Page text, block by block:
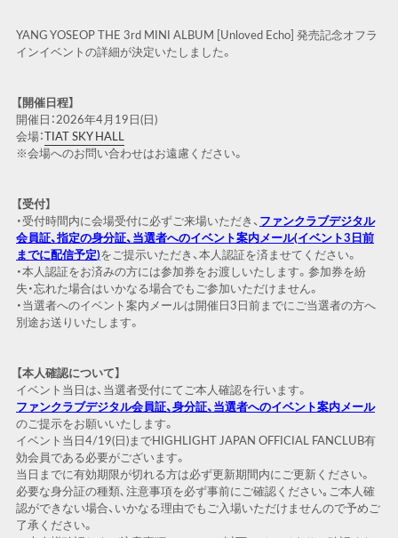
YANG YOSEOP THE 3rd MINI ALBUM [Unloved Echo] 発売記念オフラ
インイベントの詳細が決定いたしました。
【開催日程】
開催日：2026年4月19日(日)
会場：
TIAT SKY HALL
※会場へのお問い合わせはお遠慮ください。
【受付】
・受付時間内に会場受付に必ずご来場いただき、 ファンクラブデジタル
会員証、指定の身分証、 当選者へのイベント案内メ ール(イベント3 日前
までに配信予定)をご提示いただき、本人認証を済ませてください。
・本人認証をお済みの方には参加券をお渡しいたします。参加券を紛
失・忘れた場合はいかなる場合でもご参加いただけません。
・当選者へのイベント案内メールは開催日3日前までにご当選者の方へ
別途お送りいたします。
【本人確認について】
イベント当日は、当選者受付にてご本人確認を行います。
ファンクラブデジタル会員証、身分証、 当選者へのイベント案内メ ール
のご提示をお願いいたします。
イベント当日4/19(日)までHIGHLIGHT JAPAN OFFICIAL FANCLUB有
効会員である必要がございます。
当日までに有効期限が切れる方は必ず更新期間内にご更新ください。
必要な身分証の種類､注意事項を必ず事前にご確認ください｡ご本人確
認ができない場合、いかなる理由でもご入場いただけませんので予めご
了承ください。